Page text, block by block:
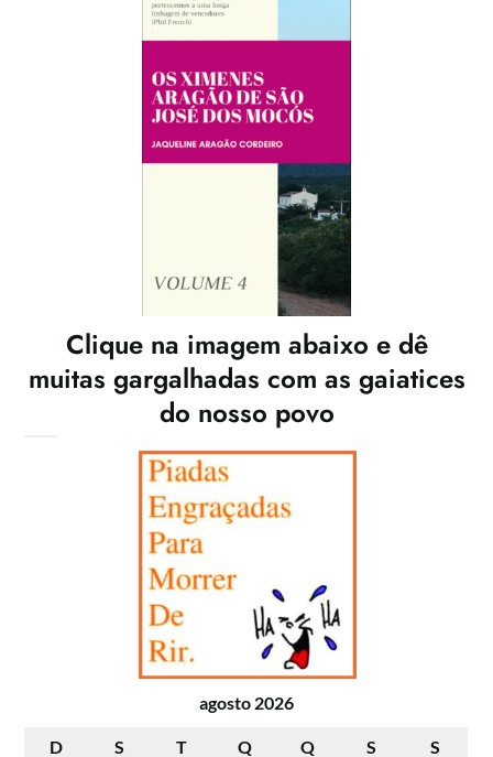
Clique na imagem abaixo e dê
muitas gargalhadas com as gaiatices
do nosso povo
agosto 2026
D S T Q Q S S